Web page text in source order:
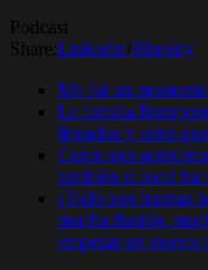
Podcast
Share: Linkedin Bluesky
Me fui un
La familia
llegados y otros
Como nos
también el local ha
¡Todo son buenas
mucha ilusión,
empezar un nuevo